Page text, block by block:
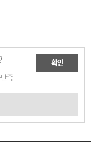
족
확인